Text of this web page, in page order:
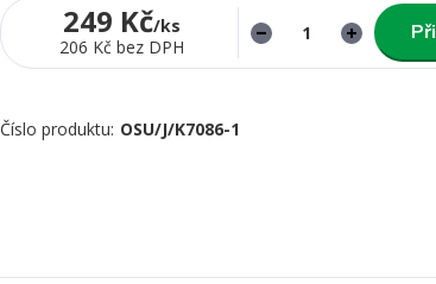
249 Kč/ks
206 Kč bez DPH
Číslo produktu: OSU/J/K7086-1